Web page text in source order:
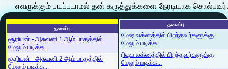
எவருக்கும் பயப்படாமல் தன் கருத்துக்களை நேரடியாக
தலைப்பு
சூரியன் - அசுவனி 1 ஆம் பாதத்தில்
மேலும் படிக்க...
சூரியன் - அசுவனி 2 ஆம் பாதத்தில்
மேலும் படிக்க...
தலைப்பு
மேஷ லக்னத்தில் பிறந்தவர்களுக்கு
மேலும் படிக்க...
ரிஷப லக்னத்தில் பிறந்தவர்களுக்கு
மேலும் படிக்க...